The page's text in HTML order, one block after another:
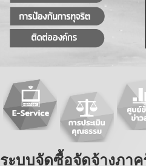
ระบบจัดซื้อจัดจ้างภาค